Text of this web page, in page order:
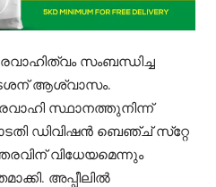
സംബന്ധിച്ച
ആശ്വാസം.
സ്ഥാനത്തുനിന്ന്
ഡിവിഷൻ ബെഞ്ച് സ്‌റ്റേ
വിധേയമെന്നും
അപ്പീലില്‍